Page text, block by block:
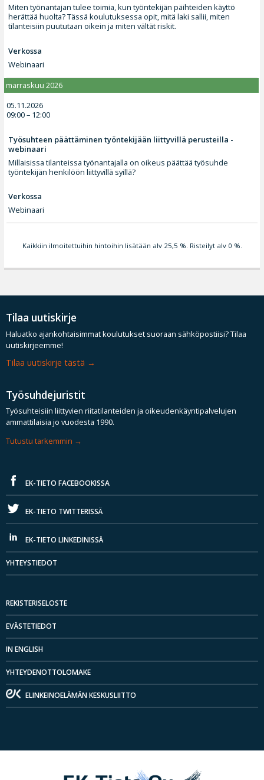
Miten työnantajan tulee toimia, kun työntekijän päihteiden käyttö
herättää huolta? Tässä koulutuksessa opit, mitä laki sallii, miten
tilanteisiin puututaan oikein ja miten vältät riskit.
Verkossa
Webinaari
marraskuu 2026
05.11.2026
09:00 – 12:00
Työsuhteen päättäminen työntekijään liittyvillä perusteilla -
webinaari
Millaisissa tilanteissa työnantajalla on oikeus päättää työsuhde
työntekijän henkilöön liittyvillä syillä?
Verkossa
Webinaari
Kaikkiin ilmoitettuihin hintoihin lisätään alv 25,5 %. Risteilyt alv 0 %.
Tilaa uutiskirje
Haluatko ajankohtaisimmat koulutukset suoraan sähköpostiisi? Tilaa
uutiskirjeemme!
Tilaa uutiskirje tästä
Työsuhdejuristit
Työsuhteisiin liittyvien riitatilanteiden ja oikeudenkäyntipalvelujen
ammattilaisia jo vuodesta 1990.
Tutustu tarkemmin
EK-TIETO FACEBOOKISSA
EK-TIETO TWITTERISSÄ
EK-TIETO LINKEDINISSÄ
YHTEYSTIEDOT
REKISTERISELOSTE
EVÄSTETIEDOT
IN ENGLISH
YHTEYDENOTTOLOMAKE
ELINKEINOELÄMÄN KESKUSLIITTO